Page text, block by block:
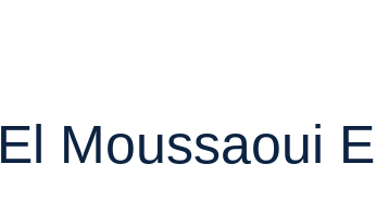
El Moussaoui